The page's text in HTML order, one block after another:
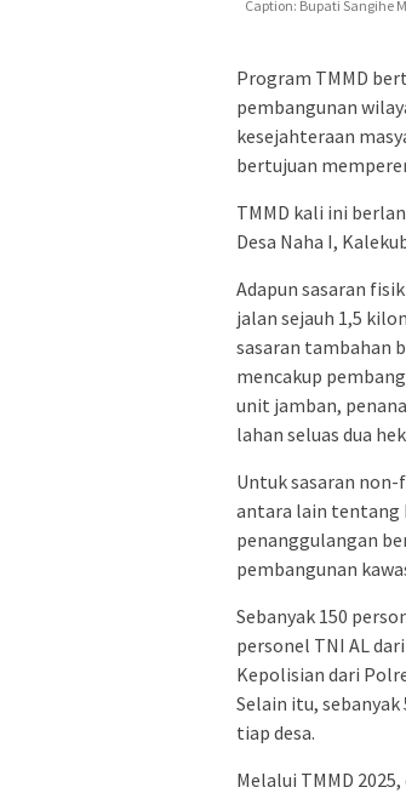
Caption: Bupati Sangihe
Program TMMD
pembangunan
kesejahteraan
bertujuan
TMMD kali ini
Desa Naha I,
Adapun sasaran
jalan sejauh 1,5
sasaran tambahan
mencakup
unit jamban,
lahan seluas dua
Untuk sasaran
antara lain tentang
penanggulangan
pembangunan
Sebanyak 150
personel TNI AL
Kepolisian dari
Selain itu,
tiap desa.
Melalui TMMD